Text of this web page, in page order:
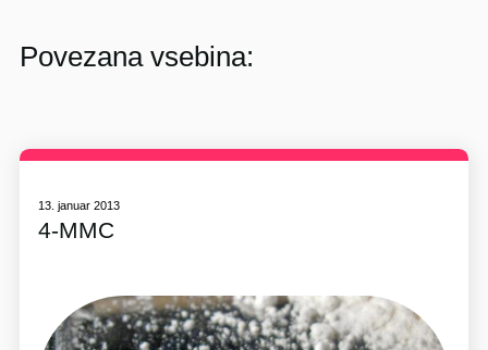
Povezana vsebina:
13. januar 2013
4-MMC